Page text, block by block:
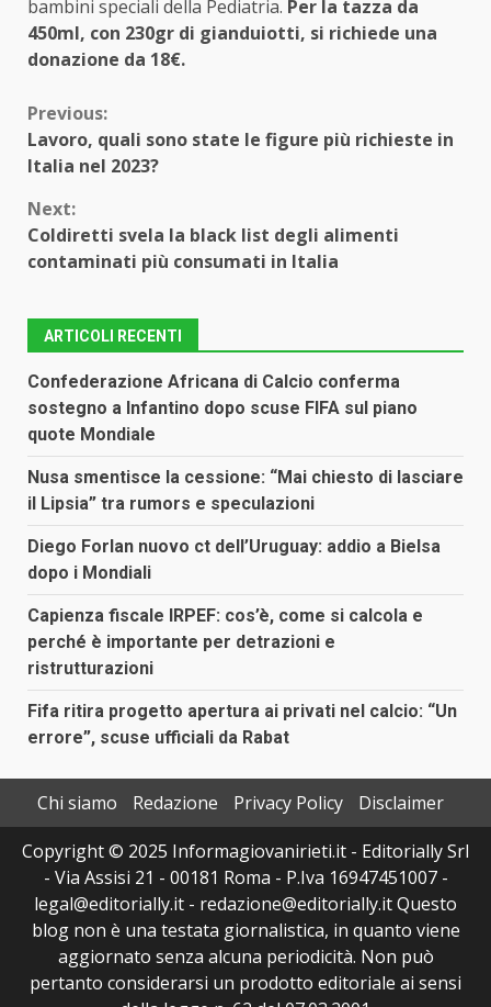
bambini speciali della Pediatria. Per la tazza da
450ml, con 230gr di gianduiotti, si richiede una
donazione da 18€.
Continue
Reading
Previous:
Lavoro, quali sono state le figure più richieste in
Italia nel 2023?
Next:
Coldiretti svela la black list degli alimenti
contaminati più consumati in Italia
ARTICOLI RECENTI
Confederazione Africana di Calcio conferma
sostegno a Infantino dopo scuse FIFA sul piano
quote Mondiale
Nusa smentisce la cessione: “Mai chiesto di lasciare
il Lipsia” tra rumors e speculazioni
Diego Forlan nuovo ct dell’Uruguay: addio a Bielsa
dopo i Mondiali
Capienza fiscale IRPEF: cos’è, come si calcola e
perché è importante per detrazioni e
ristrutturazioni
Fifa ritira progetto apertura ai privati nel calcio: “Un
errore”, scuse ufficiali da Rabat
Chi siamo Redazione Privacy Policy
Disclaimer
Copyright © 2025 Informagiovanirieti.it - Editorially Srl
- Via Assisi 21 - 00181 Roma - P.Iva 16947451007 -
legal@editorially.it - redazione@editorially.it Questo
blog non è una testata giornalistica, in quanto viene
aggiornato senza alcuna periodicità. Non può
pertanto considerarsi un prodotto editoriale ai sensi